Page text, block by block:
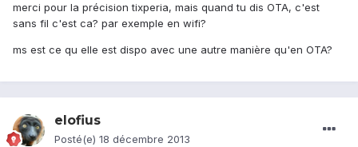
merci pour la précision tixperia, mais quand tu dis OTA, c'est
sans fil c'est ca? par exemple en wifi?
ms est ce qu elle est dispo avec une autre manière qu'en OTA?
elofius
Posté(e) 18 décembre 2013